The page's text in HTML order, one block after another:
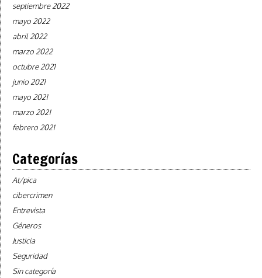
septiembre 2022
mayo 2022
abril 2022
marzo 2022
octubre 2021
junio 2021
mayo 2021
marzo 2021
febrero 2021
Categorías
At/pica
cibercrimen
Entrevista
Géneros
Justicia
Seguridad
Sin categoría